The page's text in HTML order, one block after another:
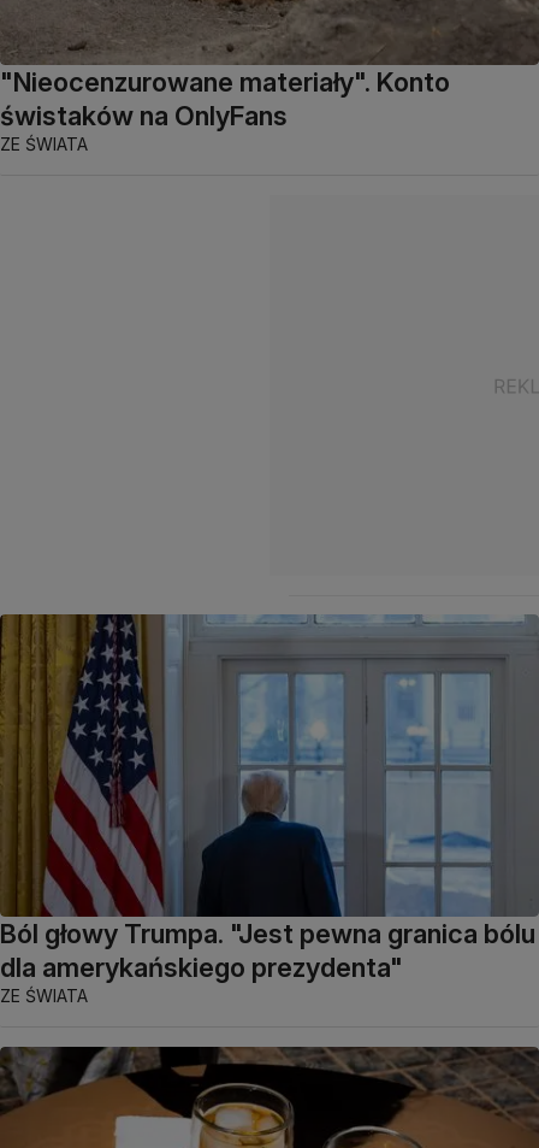
"Nieocenzurowane materiały". Konto
świstaków na OnlyFans
ZE ŚWIATA
Ból głowy Trumpa. "Jest pewna granica bólu
dla amerykańskiego prezydenta"
ZE ŚWIATA